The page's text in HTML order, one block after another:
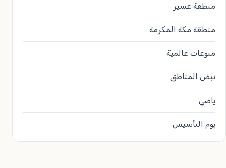
منطقة عسير
منطقة مكة المكرمة
منوعات عالمية
نبض المناطق
ياضي
يوم التأسيس